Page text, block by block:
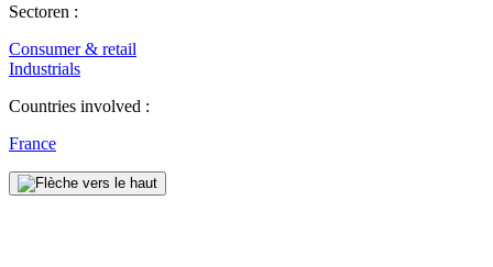
Sectoren :
Consumer & retail
Industrials
Countries involved :
France